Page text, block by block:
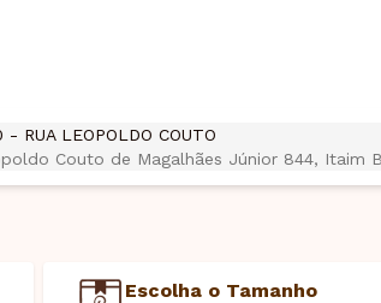
RUA LEOPOLDO COUTO
Couto de Magalhães Júnior 844, Itaim
Escolha o Tamanho